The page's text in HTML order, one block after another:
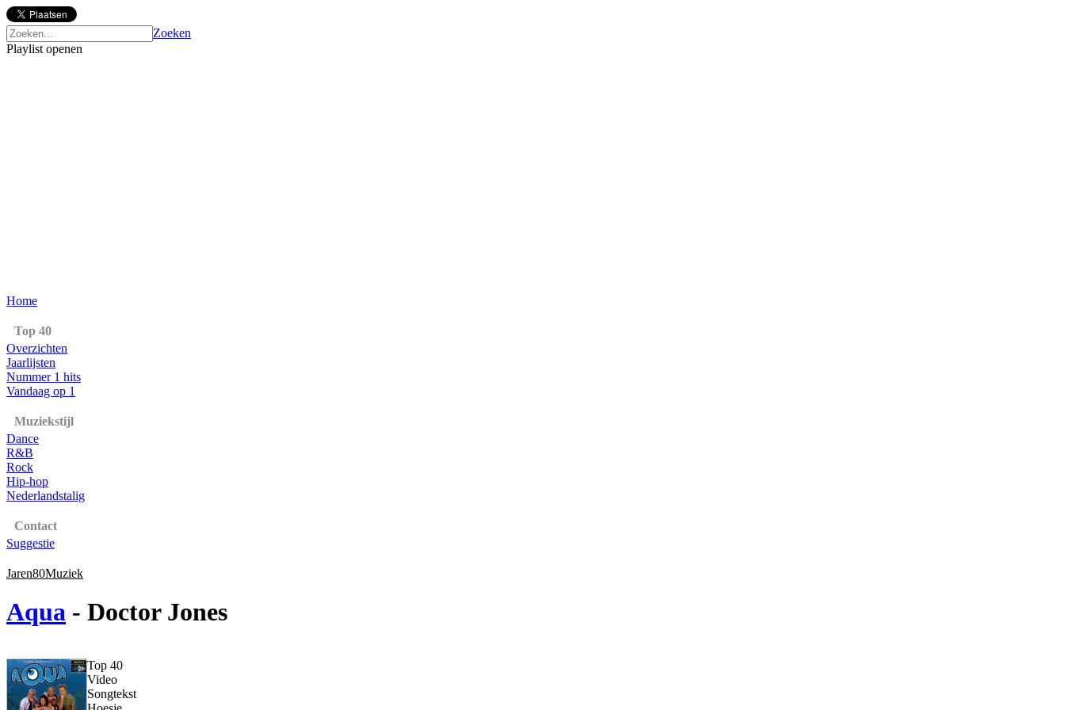
Zoeken
Playlist openen
Home
Top 40
Overzichten
Jaarlijsten
Nummer 1 hits
Vandaag op 1
Muziekstijl
Dance
R&B
Rock
Hip-hop
Nederlandstalig
Contact
Suggestie
Jaren80Muziek
Aqua - Doctor Jones
Top 40
Video
Songtekst